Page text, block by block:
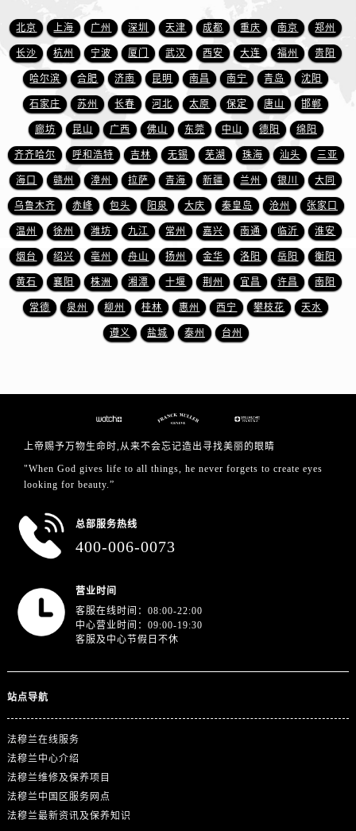
河南省三门峡市湖滨区和平路法穆兰售后服务中心（需提前预约）
河南省商丘市梁园区神火大道法穆兰售后服务中心（需提前预约）
河南省新乡市红旗区人民路法穆兰售后服务中心（需提前预约）
河南省信阳市浉河区东方红大道法穆兰售后服务中心（需提前预约）
河南省许昌市魏都区建安大道与八龙路交叉口法穆兰售后服务中心（需提前预约）
河南省郑州市二七区民主路10号华润大厦29层2905室法穆兰售后服务中心（需提前预约）
河南省周口市川汇区七一路法穆兰售后服务中心（需提前预约）
河南省驻马店市驿城区乐山大道与置地大道交叉口法穆兰售后服务中心（需提前预约）
湖北省鄂州市鄂城区文星大道法穆兰售后服务中心（需提前预约）
湖北省黄冈市黄州区赤壁大道法穆兰售后服务中心（需提前预约）
湖北省黄石市黄石港区武汉路法穆兰售后服务中心（需提前预约）
湖北省荆门市东宝中天街步行街法穆兰售后服务中心（需提前预约）
湖北省荆州市荆州区荆中路法穆兰售后服务中心（需提前预约）
湖北省襄阳市樊城区长虹路与人民路交叉口法穆兰售后服务中心（需提前预约）
北京 上海 广州 深圳 天津 成都 重庆 南京 郑州
长沙 杭州 宁波 厦门 武汉 西安 大连 福州 贵阳
哈尔滨 合肥 济南 昆明 南昌 南宁 青岛 沈阳
石家庄 苏州 长春 河北 太原 保定 唐山 邯郸
廊坊 昆山 广西 佛山 东莞 中山 德阳 绵阳
齐齐哈尔 呼和浩特 吉林 无锡 芜湖 珠海 汕头 三亚
海口 赣州 漳州 拉萨 青海 新疆 兰州 银川 大同
乌鲁木齐 赤峰 包头 阳泉 大庆 秦皇岛 沧州 张家口
温州 徐州 潍坊 九江 常州 嘉兴 南通 临沂 淮安
烟台 绍兴 亳州 舟山 扬州 金华 洛阳 岳阳 衡阳
黄石 襄阳 株洲 湘潭 十堰 荆州 宜昌 许昌 南阳
常德 泉州 柳州 桂林 惠州 西宁 攀枝花 天水
遵义 盐城 泰州 台州
上帝赐予万物生命时,从来不会忘记造出寻找美丽的眼睛
"When God gives life to all things, he never forgets to create eyes
looking for beauty.”
总部服务热线
400-006-0073
营业时间
客服在线时间：08:00-22:00
中心营业时间：09:00-19:30
客服及中心节假日不休
站点导航
法穆兰在线服务
法穆兰中心介绍
法穆兰维修及保养项目
法穆兰中国区服务网点
法穆兰最新资讯及保养知识